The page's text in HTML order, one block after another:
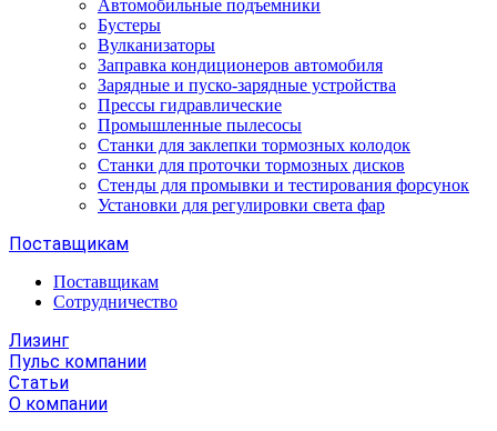
Автомобильные подъемники
Бустеры
Вулканизаторы
Заправка кондиционеров автомобиля
Зарядные и пуско-зарядные устройства
Прессы гидравлические
Промышленные пылесосы
Станки для заклепки тормозных колодок
Станки для проточки тормозных дисков
Стенды для промывки и тестирования форсунок
Установки для регулировки света фар
Поставщикам
Поставщикам
Сотрудничество
Лизинг
Пульс компании
Статьи
О компании